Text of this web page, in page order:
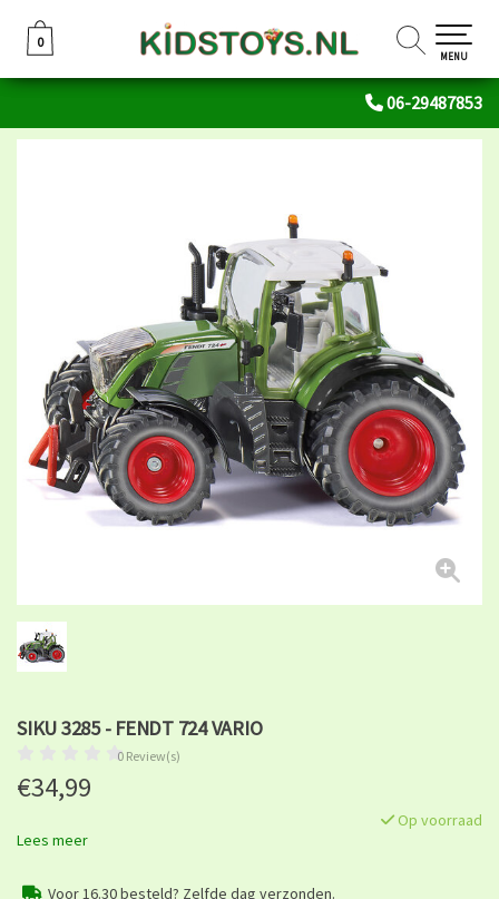
06-29487853
0
0
MENU
SIKU 3285 - FENDT 724 VARIO
0 Review(s)
€34,99
Op voorraad
Lees meer
Voor 16.30 besteld? Zelfde dag verzonden.